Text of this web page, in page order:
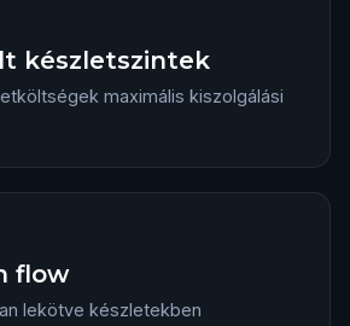
készletszintek
maximális kiszolgálási
flow
lekötve készletekben